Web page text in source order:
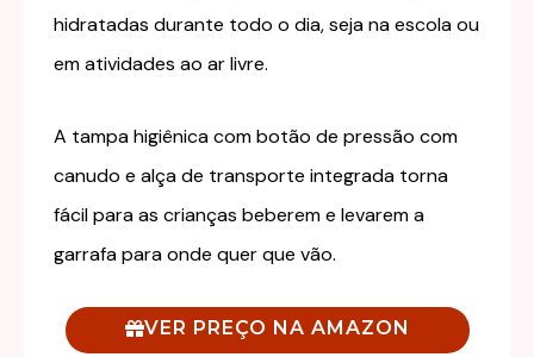
hidratadas durante todo o dia, seja na escola ou
em atividades ao ar livre.
A tampa higiênica com botão de pressão com
canudo e alça de transporte integrada torna
fácil para as crianças beberem e levarem a
garrafa para onde quer que vão.
VER PREÇO NA AMAZON